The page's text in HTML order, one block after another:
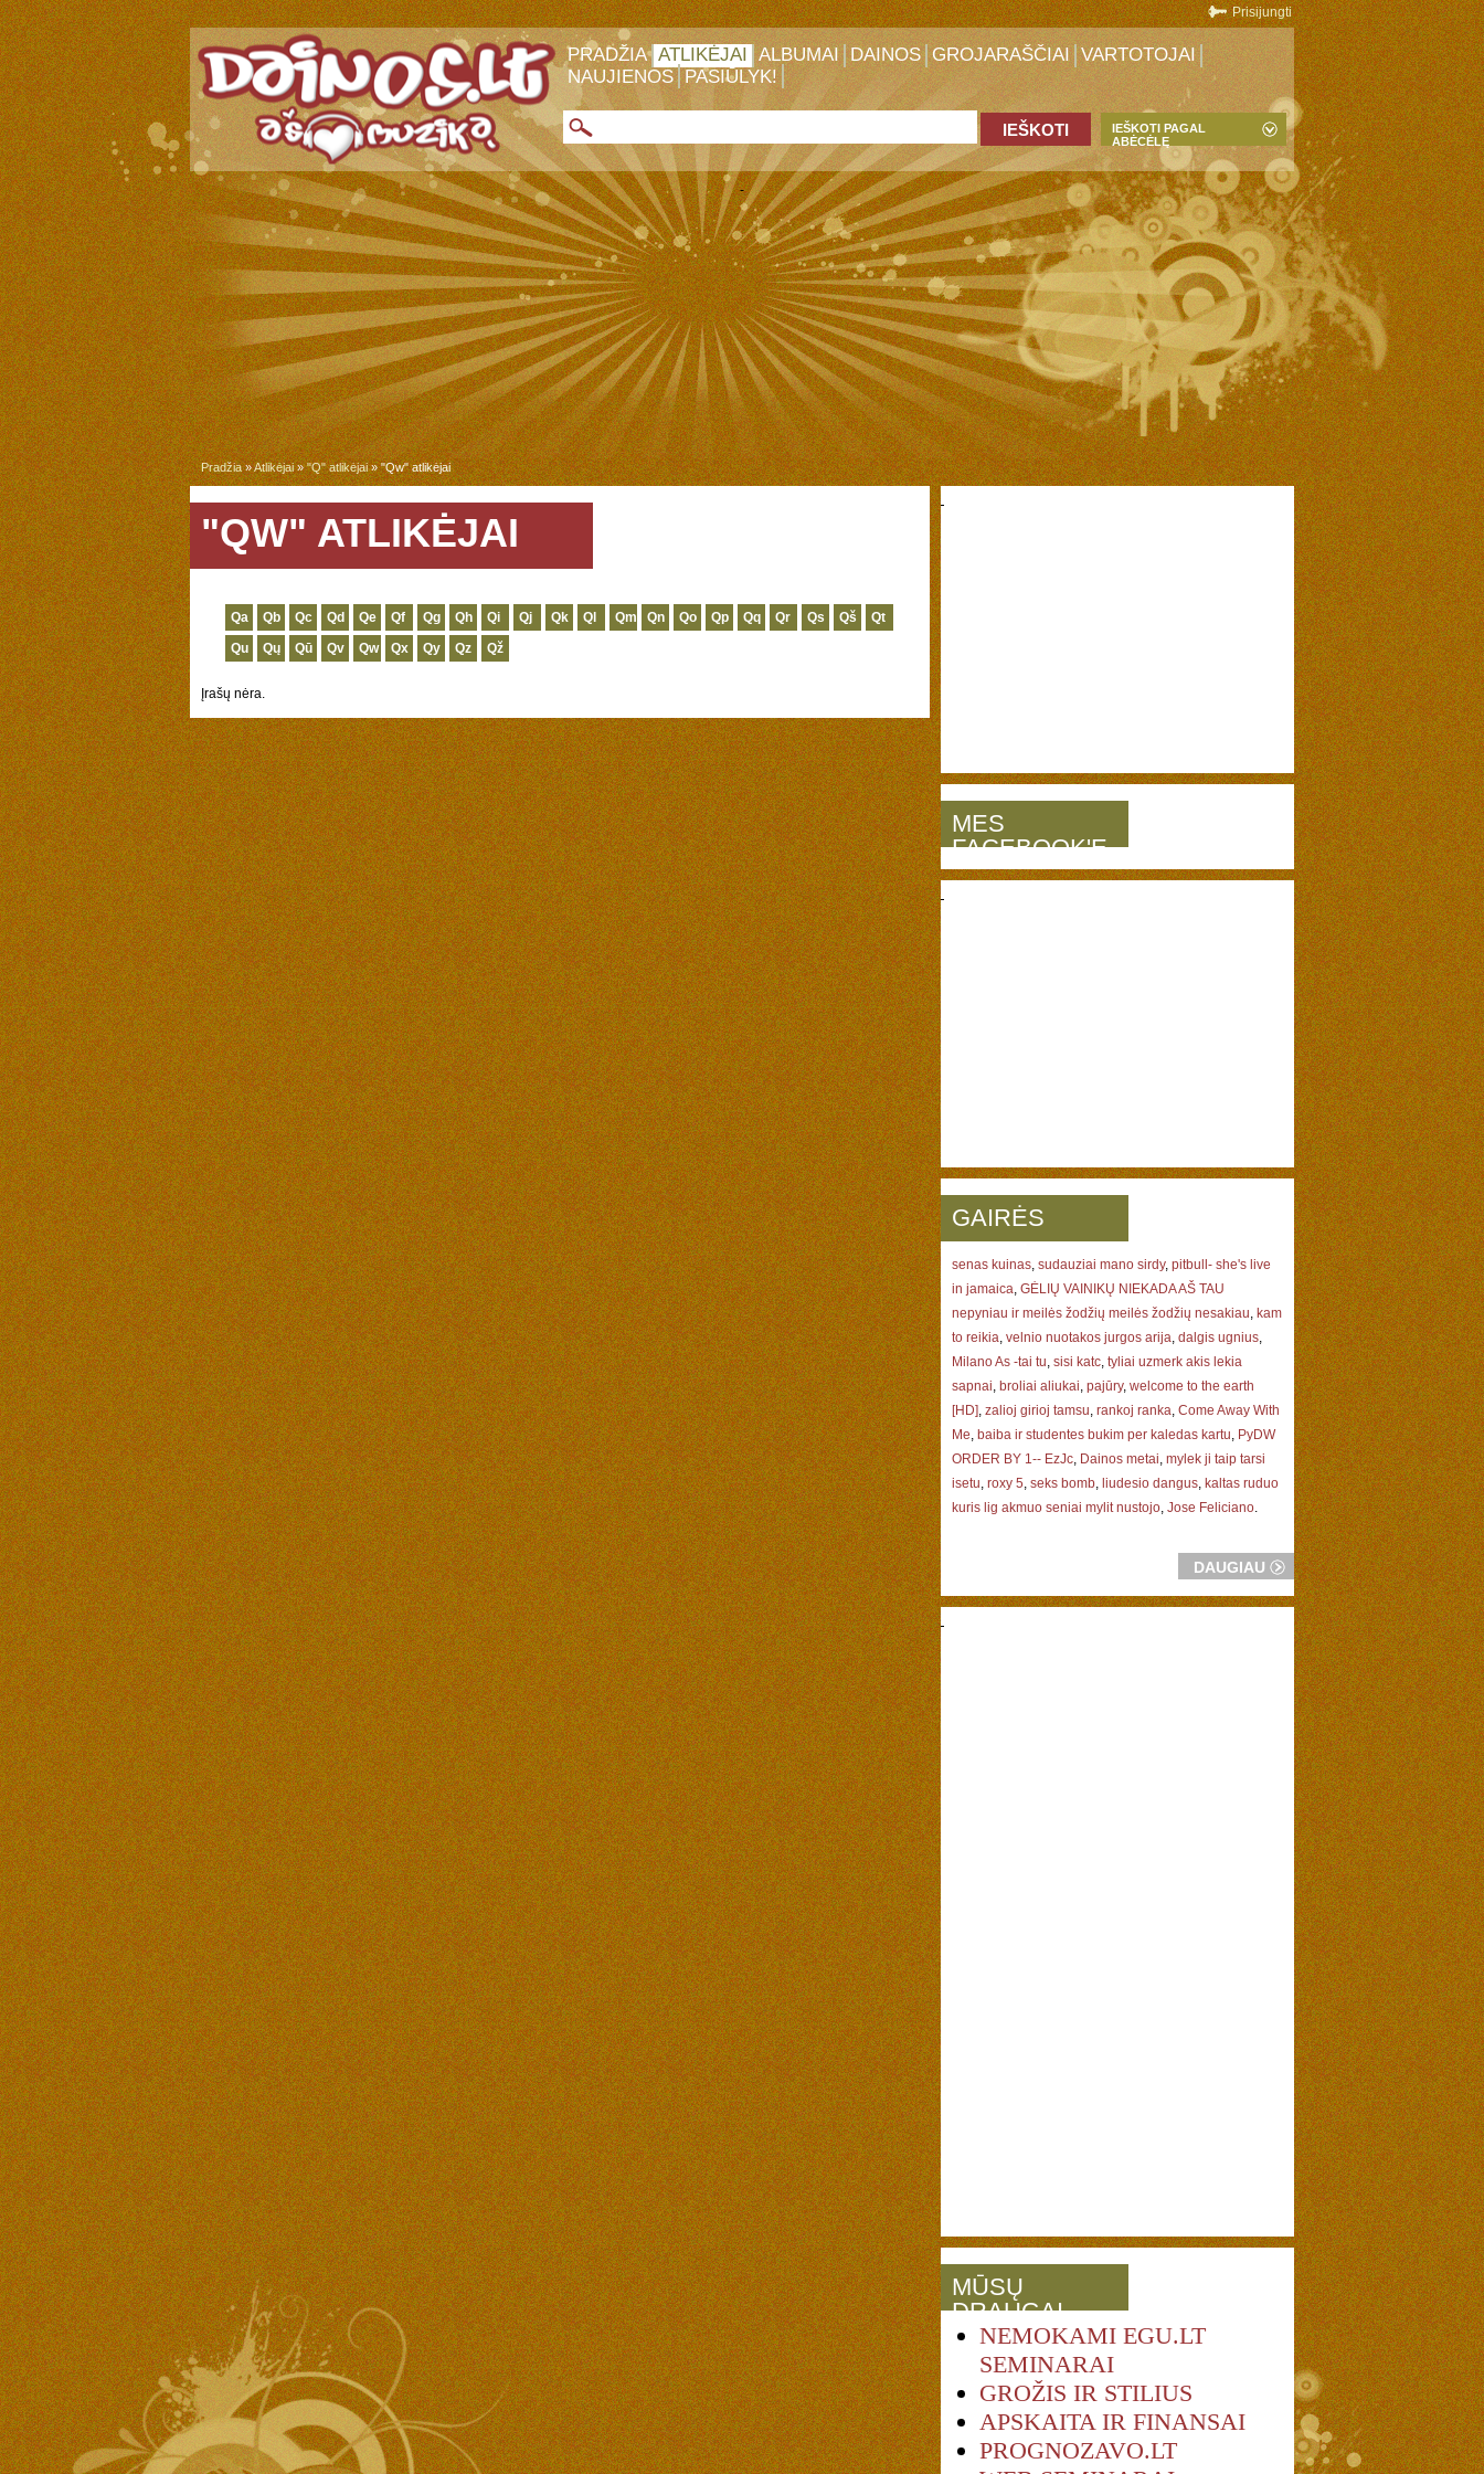
Prisijungti
PRADŽIA ATLIKĖJAI ALBUMAI DAINOS GROJARAŠČIAI VARTOTOJAI
NAUJIENOS PASIŪLYK!
IEŠKOTI PAGAL
ABĖCĖLĘ
Pradžia»Atlikėjai»"Q" atlikėjai» "Qw" atlikėjai
"QW" ATLIKĖJAI
Qa Qb Qc Qd Qe Qf Qg Qh Qi Qj Qk Ql Qm Qn Qo Qp Qq Qr Qs Qš
Qt
Qu
Qų Qū Qv Qw Qx Qy Qz Qž
Įrašų nėra.
MES
FACEBOOK'E
GAIRĖS
senas kuinas, sudauziai mano sirdy, pitbull- she's live
in jamaica, GĖLIŲ VAINIKŲ NIEKADA AŠ TAU
nepyniau ir meilės žodžių meilės žodžių nesakiau, kam
to reikia, velnio nuotakos jurgos arija, dalgis ugnius,
Milano As -tai tu, sisi katc, tyliai uzmerk akis lekia
sapnai, broliai aliukai, pajūry, welcome to the earth
[HD], zalioj girioj tamsu, rankoj ranka, Come Away With
Me, baiba ir studentes bukim per kaledas kartu, PyDW
ORDER BY 1-- EzJc, Dainos metai, mylek ji taip tarsi
isetu, roxy 5, seks bomb, liudesio dangus, kaltas ruduo
kuris lig akmuo seniai mylit nustojo, Jose Feliciano.
DAUGIAU
MŪSŲ
DRAUGAI
NEMOKAMI EGU.LT
SEMINARAI
GROŽIS IR STILIUS
APSKAITA IR FINANSAI
PROGNOZAVO.LT